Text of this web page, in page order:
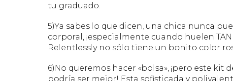
tu graduado.
5)Ya sabes lo que dicen, una chica nunca
corporal, ¡especialmente cuando huelen
Relentlessly no sólo tiene un bonito color
6)No queremos hacer «bolsa», ¡pero este kit
podría ser mejor! Esta sofisticada y